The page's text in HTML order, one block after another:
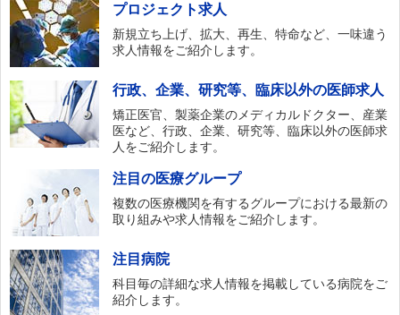
プロジェクト求人
新規立ち上げ、拡大、再生、特命など、一味違う
求人情報をご紹介します。
行政、企業、研究等、臨床以外の医師求人
矯正医官、製薬企業のメディカルドクター、産業
医など、行政、企業、研究等、臨床以外の医師求
人をご紹介します。
注目の医療グループ
複数の医療機関を有するグループにおける最新の
取り組みや求人情報をご紹介します。
注目病院
科目毎の詳細な求人情報を掲載している病院をご
紹介します。